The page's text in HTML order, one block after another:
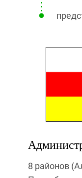
8 районов